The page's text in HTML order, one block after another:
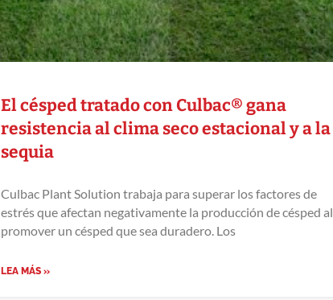
El césped tratado con Culbac® gana
resistencia al clima seco estacional y a la
sequia
Culbac Plant Solution trabaja para superar los factores de
estrés que afectan negativamente la producción de césped al
promover un césped que sea duradero. Los
LEA MÁS »